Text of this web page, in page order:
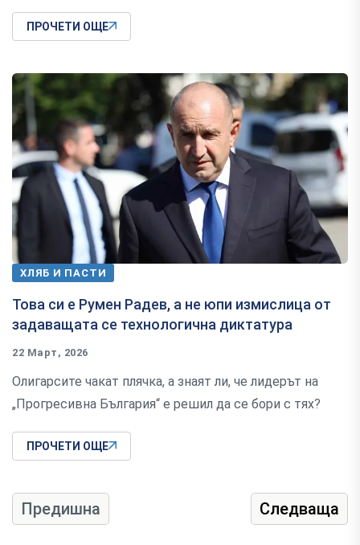
ПРОЧЕТИ ОЩЕ
ХЛЯБ И ПАСТИ
Това си е Румен Радев, а не юпи измислица от
задаващата се технологична диктатура
22 Март, 2026
Олигарсите чакат плячка, а знаят ли, че лидерът на
„Прогресивна България“ е решил да се бори с тях?
ПРОЧЕТИ ОЩЕ
Предишна Следваща